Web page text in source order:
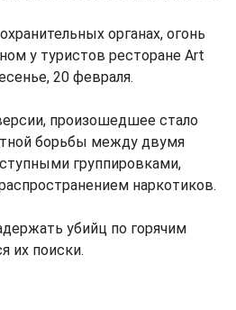
органах, огонь
у туристов ресторане Art
20 февраля.
произошедшее стало
борьбы между двумя
группировками,
наркотиков.
убийц по горячим
их поиски.